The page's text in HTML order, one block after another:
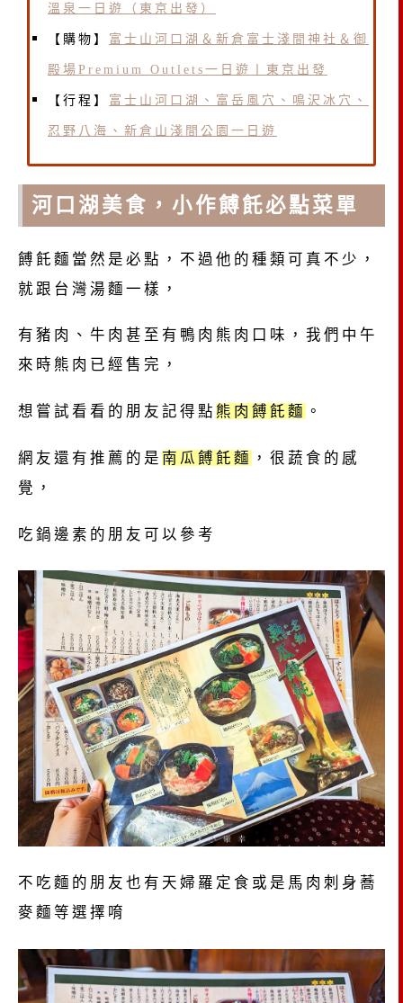
溫泉一日遊（東京出發）
【購物】 富士山河口湖＆新倉富士淺間神社＆御
殿場Premium Outlets一日遊丨東京出發
【行程】 富士山河口湖、富岳風穴、鳴沢冰穴、
忍野八海、新倉山淺間公園一日遊
河口湖美食，小作餺飥必點菜單
餺飥麵當然是必點，不過他的種類可真不少，
就跟台灣湯麵一樣，
有豬肉、牛肉甚至有鴨肉熊肉口味，我們中午
來時熊肉已經售完，
想嘗試看看的朋友記得點 熊肉餺飥麵 。
網友還有推薦的是 南瓜餺飥麵 ，很蔬食的感
覺，
吃鍋邊素的朋友可以參考
不吃麵的朋友也有天婦羅定食或是馬肉刺身蕎
麥麵等選擇唷